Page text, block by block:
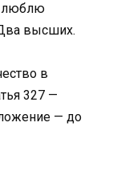
люблю
высших.
в
327 —
— до